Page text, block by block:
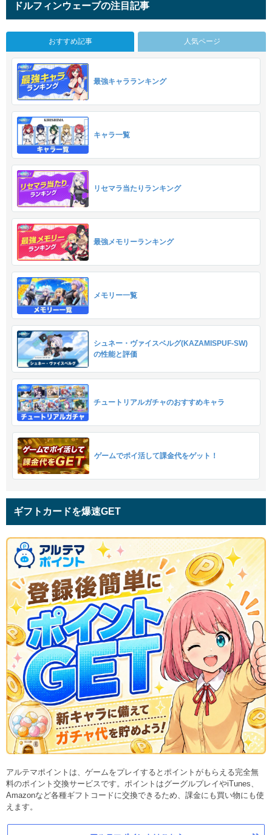
ドルフィンウェーブの注目記事
おすすめ記事 人気ページ
最強キャラランキング
キャラ一覧
リセマラ当たりランキング
最強メモリーランキング
メモリー一覧
シュネー・ヴァイスベルグ(KAZAMISPUF-SW)
の性能と評価
チュートリアルガチャのおすすめキャラ
ゲームでポイ活して課金代をゲット！
ギフトカードを爆速GET
アルテマポイントは、ゲームをプレイするとポイントがもらえる完全無
料のポイント交換サービスです。ポイントはグーグルプレイやiTunes、
Amazonなど各種ギフトコードに交換できるため、課金にも買い物にも使
えます。